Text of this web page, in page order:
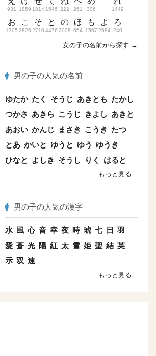
931
お
1305
1859
こ
2826
1814
そ
2710
1546
と
4476
222
の
2008
261
ほ
654
306
も
1567
よ
2684
1449
ろ
240
女の子の名前から探す →
男の子の人気の名前
ゆたか たく そうじ あきとも たかし
つかさ あきら こうじ きよし あきと
あおい かんじ まさき こうき たつ
とあ かいと ゆうと ゆう
ゆうき
ひなと
よしき そうし りく はると
もっと見る...
男の子の人気の漢字
水 風 心 音 幸 夜 時 琥 七 日 羽
愛 蒼 光 陽 紅 太 雪 姫 聖 結 英
示 双 速
もっと見る...